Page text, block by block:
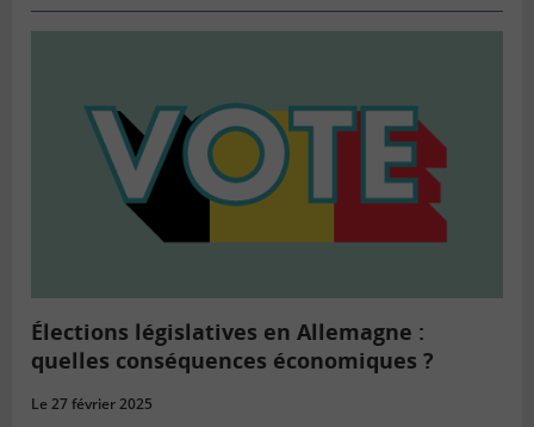
Élections législatives en Allemagne :
quelles conséquences économiques ?
Le 27 février 2025